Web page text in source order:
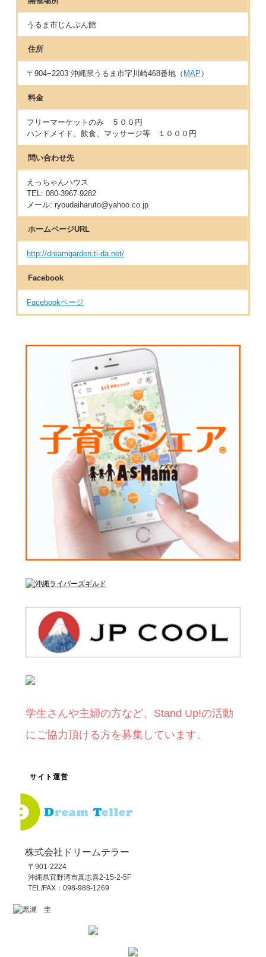
うるま市じんぶん館
住所
〒904−2203 沖縄県うるま市字川崎468番地（ MAP ）
料金
フリーマーケットのみ ５００円
ハンドメイド、飲食、マッサージ等 １０００円
問い合わせ先
えっちゃんハウス
TEL: 080-3967-9282
メール: ryoudaiharuto@yahoo.co.jp
ホームページURL
http://dreamgarden.ti-da.net/
Facebook
Facebookページ
学生さんや主婦の方など、Stand Up!の活動
にご協力頂ける方を募集しています。
サイト運営
株式会社ドリームテラー
〒901-2224
沖縄県宜野湾市真志喜2-15-2-5F
TEL/FAX：098-988-1269